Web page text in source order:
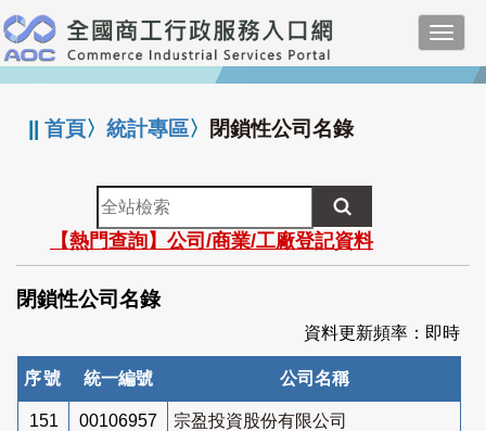
跳
到
主
要
:::
||首頁〉統計專區〉 閉鎖性公司名錄
全
站
檢
索
【熱門查詢】公司/商業/工廠登記資料
閉鎖性公司名錄
資料更新頻率：即時
序號 統一編號 公司名稱
151 00106957 宗盈投資股份有限公司